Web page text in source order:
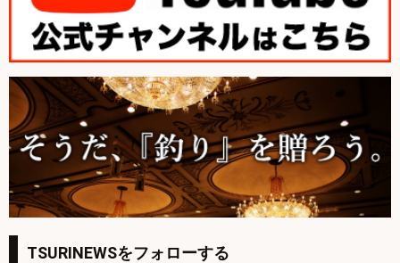
TSURINEWSをフォローする